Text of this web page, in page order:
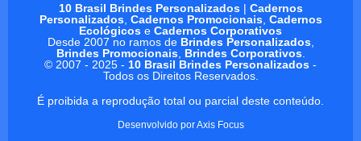
10 Brasil Brindes Personalizados| Cadernos
Personalizados, Cadernos Promocionais, Cadernos
Ecológicos e Cadernos Corporativos
Desde 2007 no ramos de Brindes Personalizados,
Brindes Promocionais, Brindes Corporativos.
© 2007 - 2025 - 10 Brasil Brindes Personalizados -
Todos os Direitos Reservados.
É proibida a reprodução total ou parcial deste conteúdo.
Desenvolvido porAxis Focus